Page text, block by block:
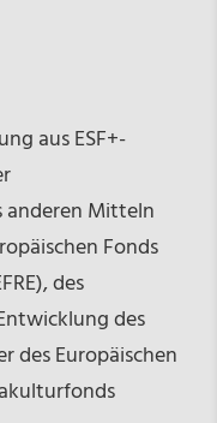
aus ESF+-
anderen Mitteln
Fonds
des
des
des Europäischen